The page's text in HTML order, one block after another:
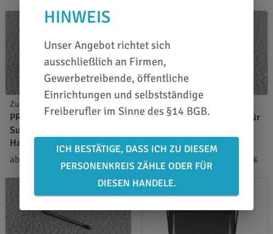
Zubehör u. Ersatzteile
PROcut Schleppmesser
Summa 55° für 2 mm
Halter Messing
ab 15,19 €
/ Stück
Zubehör u. Ersatzteile
PROcut Schleppmesser für
Messerhalter Kunststoff
ab 13,89 €/ Stück 18,19 €
HINWEIS
Unser Angebot richtet sich
ausschließlich an Firmen,
Gewerbetreibende, öffentliche
Einrichtungen und selbstständige
Freiberufler im Sinne des §14 BGB.
ICH BESTÄTIGE, DASS ICH ZU DIESEM
PERSONENKREIS ZÄHLE ODER FÜR
DIESEN HANDELE.